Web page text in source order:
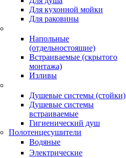
Для кухонной мойки
Для раковины
Напольные
(отдельностоящие)
Встраиваемые (скрытого
монтажа)
Изливы
Душевые системы (стойки)
Душевые системы
встраиваемые
Гигиенический душ
Полотенцесушители
ㅤВодяные
ㅤЭлектрические